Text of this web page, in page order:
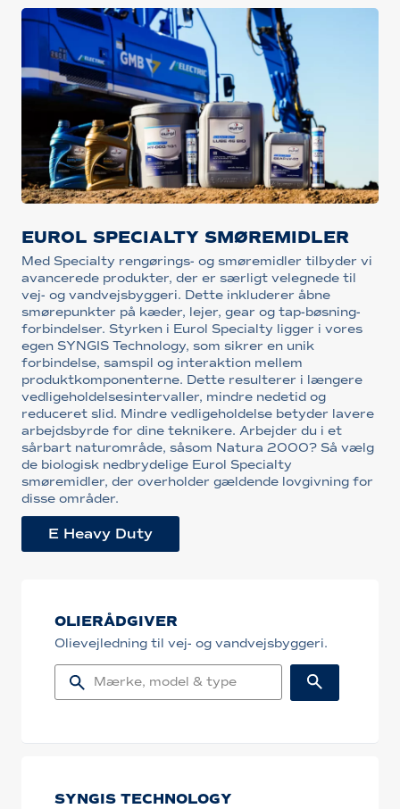
EUROL SPECIALTY SMØREMIDLER
Med Specialty rengørings- og smøremidler tilbyder vi
avancerede produkter, der er særligt velegnede til
vej- og vandvejsbyggeri. Dette inkluderer åbne
smørepunkter på kæder, lejer, gear og tap-bøsning-
forbindelser. Styrken i Eurol Specialty ligger i vores
egen SYNGIS Technology, som sikrer en unik
forbindelse, samspil og interaktion mellem
produktkomponenterne. Dette resulterer i længere
vedligeholdelsesintervaller, mindre nedetid og
reduceret slid. Mindre vedligeholdelse betyder lavere
arbejdsbyrde for dine teknikere. Arbejder du i et
sårbart naturområde, såsom Natura 2000? Så vælg
de biologisk nedbrydelige Eurol Specialty
smøremidler, der overholder gældende lovgivning for
disse områder.
E Heavy Duty
OLIERÅDGIVER
Olievejledning til vej- og vandvejsbyggeri.
SYNGIS TECHNOLOGY